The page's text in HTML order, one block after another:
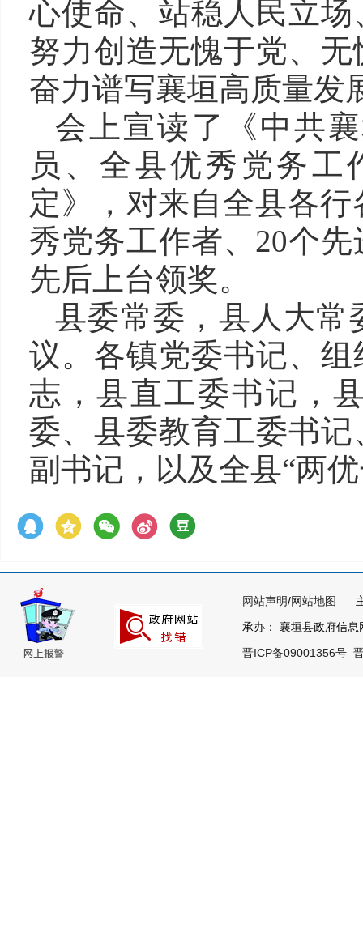
心使命、站稳人民立
努力创造无愧于党、
奋力谱写襄垣高质量发
会上宣读了《中共
员、全县优秀党务
定》，对来自全县各
秀党务工作者、20个
先后上台领奖。
县委常委，县人大常
议。各镇党委书记、
志，县直工委书记，
委、县委教育工委书
副书记，以及全县“两
网站声明/网站地图
主
承办： 襄垣县政府信
晋ICP备09001356号